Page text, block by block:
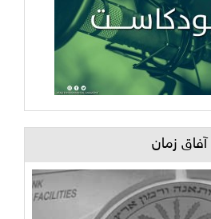
آفاق زمان